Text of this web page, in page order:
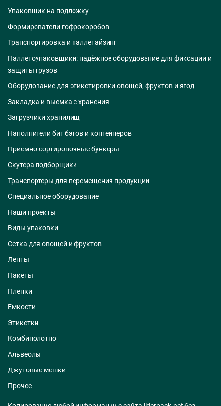
Упаковщик на подложку
Формирователи гофрокоробов
Транспортировка и паллетайзинг
Паллетоупаковщики: надёжное оборудование для фиксации и
защиты грузов
Оборудование для этикетировки овощей, фруктов и ягод
Закладка и выемка с хранения
Загрузчики хранилищ
Наполнители биг бэгов и контейнеров
Приемно-сортировочные бункеры
Скутера подборщики
Транспортеры для перемещения продукции
Специальное оборудование
Наши проекты
Виды упаковки
Сетка для овощей и фруктов
Ленты
Пакеты
Пленки
Емкости
Этикетки
Комбиполотно
Альвеолы
Джутовые мешки
Прочее